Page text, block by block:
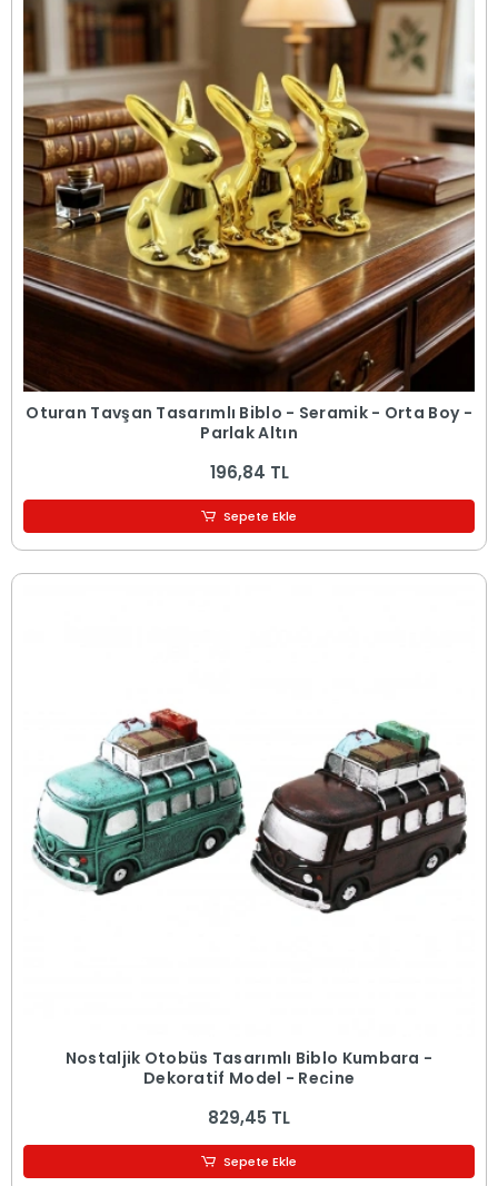
Oturan Tavşan Tasarımlı Biblo - Seramik - Orta Boy -
Parlak Altın
196,84 TL
Sepete Ekle
Nostaljik Otobüs Tasarımlı Biblo Kumbara -
Dekoratif Model - Reçine
829,45 TL
Sepete Ekle